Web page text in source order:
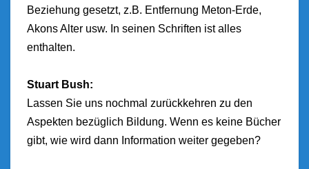
Beziehung gesetzt, z.B. Entfernung Meton-Erde,
Akons Alter usw. In seinen Schriften ist alles
enthalten.
Stuart Bush:
Lassen Sie uns nochmal zurückkehren zu den
Aspekten bezüglich Bildung. Wenn es keine Bücher
gibt, wie wird dann Information weiter gegeben?